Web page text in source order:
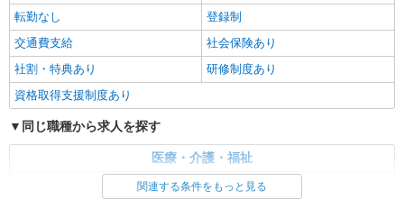
【月給】246,520円〜256,920円 ▼給与詳細 処
遇改善手当：35,920円 夜勤手当：30,000円（5回
分） ※6回目以降は1回6,000円支給 ▼下記別途支
給 通勤手当 年末年始手当：380円/時 寸志あり：
年2回（6月・12月） ※業績による 特別報酬：平
均34.1万円（最高額135万円） ※2025年6月支給実
績 ※処遇改善手当は試用期間中(3ヶ月)は支給なし
新潟県上越市大字中田原105番地71
キープ 詳細を見る
派遣社員
株式会社ブレイブ（マイナビグループ）/MD15
介護スタッフ ◆デイサービス、サービス付き
高齢者向け住宅、グループホームなど様々な勤
務先から選べます。
転勤なし
登録制
交通費支給
社会保険あり
社割・特典あり
研修制度あり
資格取得支援制度あり
同じ職種から求人を探す
医療・介護・福祉
関連する条件をもっと見る